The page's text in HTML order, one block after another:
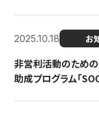
2025.10.18 お
非営利活動のための
助成プログラム「